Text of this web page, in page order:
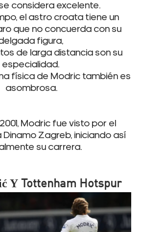
considera excelente.
el astro croata tiene un
que no concuerda con su
figura,
de larga distancia son su
especialidad.
física de Modric también es
asombrosa.
Modric fue visto por el
Zagreb, iniciando así
su carrera.
Y Tottenham Hotspur